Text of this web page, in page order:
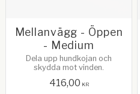
Mellanvägg - Öppen
- Medium
Dela upp hundkojan och
skydda mot vinden.
416,00 KR